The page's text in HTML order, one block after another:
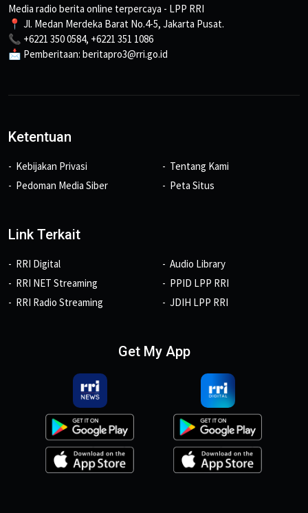
Media radio berita online terpercaya - LPP RRI
📍 Jl. Medan Merdeka Barat No.4-5, Jakarta Pusat.
📞 +6221 350 0584, +6221 351 1086
📩 Pemberitaan: beritapro3@rri.go.id
Ketentuan
Kebijakan Privasi
Pedoman Media Siber
Tentang Kami
Peta Situs
Link Terkait
RRI Digital
RRI NET Streaming
RRI Radio Streaming
Audio Library
PPID LPP RRI
JDIH LPP RRI
Get My App